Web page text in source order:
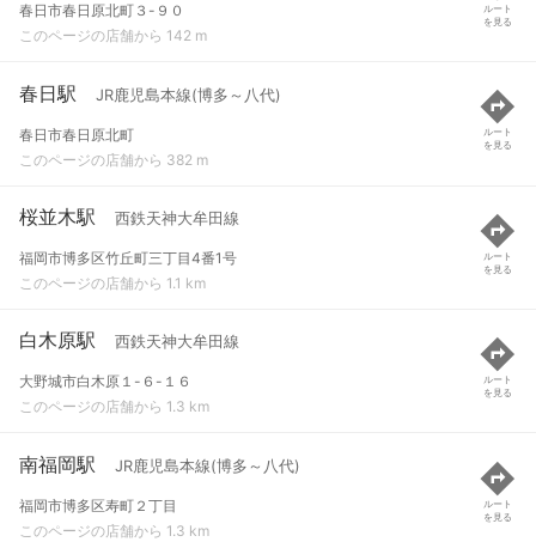
春日市春日原北町３-９０
このページの店舗から 142 m
ルート
を見る
春日駅 JR鹿児島本線(博多～八代)
春日市春日原北町
このページの店舗から 382 m
ルート
を見る
桜並木駅 西鉄天神大牟田線
福岡市博多区竹丘町三丁目4番1号
このページの店舗から 1.1 km
ルート
を見る
白木原駅 西鉄天神大牟田線
大野城市白木原１-６-１６
このページの店舗から 1.3 km
ルート
を見る
南福岡駅 JR鹿児島本線(博多～八代)
福岡市博多区寿町２丁目
このページの店舗から 1.3 km
ルート
を見る